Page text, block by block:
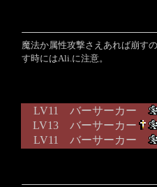
魔法か属性攻撃さえあれば崩す
す時にはAli.に注意。
LV11 バーサーカー
LV13 バーサーカー
LV11 バーサーカー